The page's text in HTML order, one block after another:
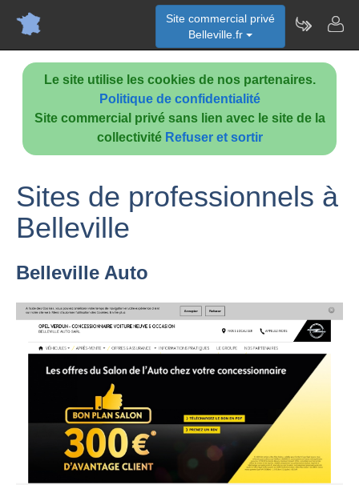
Le site utilise les cookies de nos partenaires.
Politique de confidentialité
Site commercial privé sans lien avec le site de la
collectivité Refuser et sortir
Site commercial privé
Belleville.fr
Sites de professionnels à
Belleville
Belleville Auto